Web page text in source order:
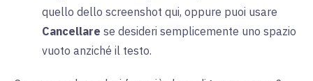
quello dello screenshot qui, oppure puoi usare
Cancellare se desideri semplicemente uno spazio
vuoto anziché il testo.